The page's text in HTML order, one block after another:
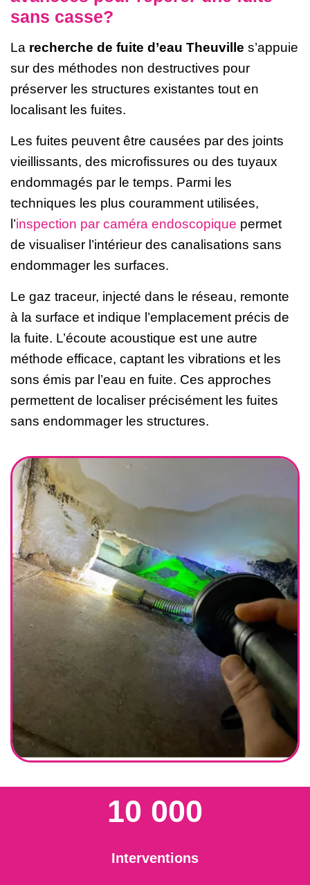
sans casse?
La recherche de fuite d’eau Theuville s’appuie
sur des méthodes non destructives pour
préserver les structures existantes tout en
localisant les fuites.
Les fuites peuvent être causées par des joints
vieillissants, des microfissures ou des tuyaux
endommagés par le temps. Parmi les
techniques les plus couramment utilisées,
l’inspection par caméra endoscopique permet
de visualiser l’intérieur des canalisations sans
endommager les surfaces.
Le gaz traceur, injecté dans le réseau, remonte
à la surface et indique l’emplacement précis de
la fuite. L’écoute acoustique est une autre
méthode efficace, captant les vibrations et les
sons émis par l’eau en fuite. Ces approches
permettent de localiser précisément les fuites
sans endommager les structures.
10 000
Interventions